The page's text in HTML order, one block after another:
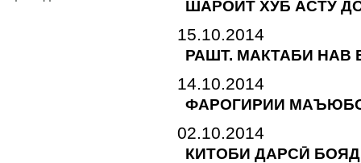
ШАРОИТ ХУБ АСТУ
15.10.2014
РАШТ. МАКТАБИ
14.10.2014
ФАРОГИРИИ
02.10.2014
КИТОБИ ДАРСӢ